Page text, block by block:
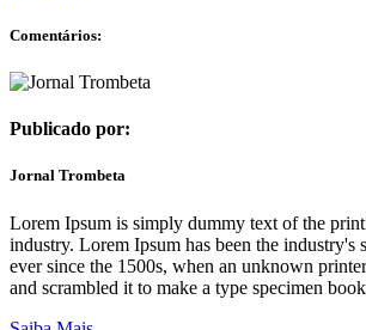
Comentários:
Publicado por:
Jornal Trombeta
Lorem Ipsum is simply dummy text of the
industry. Lorem Ipsum has been the industry's
ever since the 1500s, when an unknown
and scrambled it to make a type specimen